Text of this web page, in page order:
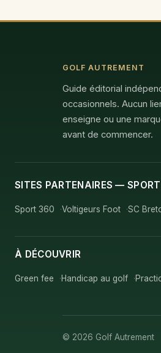
GOLF AUTREMENT
Guide éditorial
occasionnels. Aucun
enseigne ou une
avant de commencer.
SITES PARTENAIRES — SPORT
Sport 360 Voltigeurs Foot SC
À DÉCOUVRIR
Green fee Handicap au golf
© 2026 Golf Autrement